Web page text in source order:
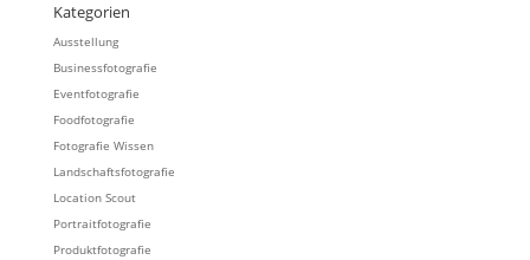
Kategorien
Ausstellung
Businessfotografie
Eventfotografie
Foodfotografie
Fotografie Wissen
Landschaftsfotografie
Location Scout
Portraitfotografie
Produktfotografie